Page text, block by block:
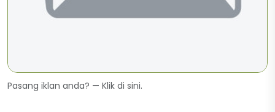
Pasang iklan anda? — Klik di sini.